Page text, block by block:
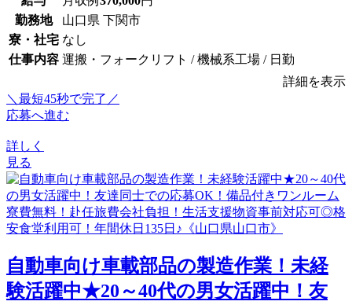
勤務地
山口県 下関市
寮・社宅 なし
仕事内容 運搬・フォークリフト / 機械系工場 / 日勤
詳細を表示
＼最短45秒で完了／
応募へ進む
詳しく
見る
自動車向け車載部品の製造作業！未経
験活躍中★20～40代の男女活躍中！友